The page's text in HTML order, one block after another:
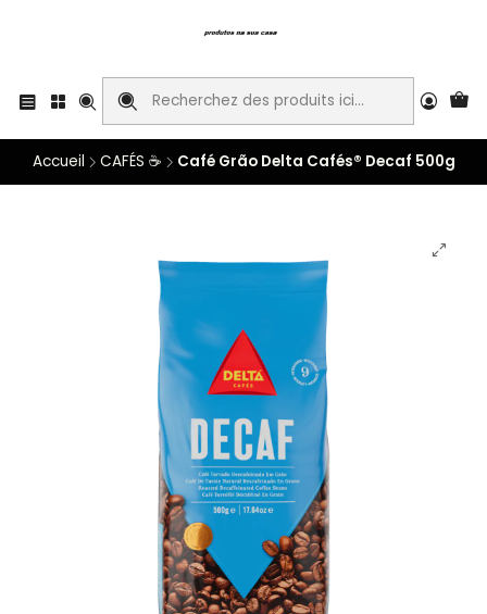
Accueil CAFÉS ☕ Café Grão Delta Cafés® Decaf 500g